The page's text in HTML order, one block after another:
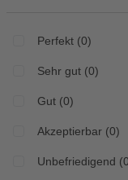
Perfekt (0)
Sehr gut (0)
Gut (0)
Akzeptierbar (0)
Unbefriedigend